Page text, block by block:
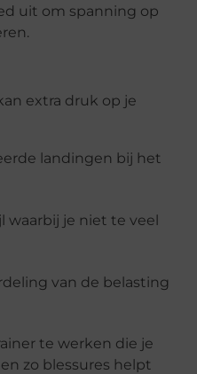
uit om spanning op
extra druk op je
landingen bij het
waarbij je niet te veel
van de belasting
te werken die je
zo blessures helpt